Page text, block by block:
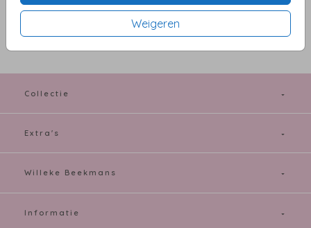
Weigeren
donkerblauw 13,5 x 20
Prijs:€ 0,45 per 1
Collectie
Extra's
Willeke Beekmans
Informatie